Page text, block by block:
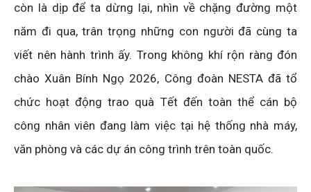
còn là dịp để ta dừng lại, nhìn về chặng đường một
năm đi qua, trân trọng những con người đã cùng ta
viết nên hành trình ấy. Trong không khí rộn ràng đón
chào Xuân Bính Ngọ 2026, Công đoàn NESTA đã tổ
chức hoạt động trao quà Tết đến toàn thể cán bộ
công nhân viên đang làm việc tại hệ thống nhà máy,
văn phòng và các dự án công trình trên toàn quốc.